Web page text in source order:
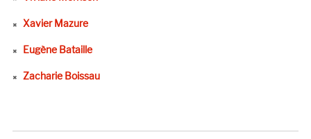
Xavier Mazure
Eugène Bataille
Zacharie Boissau